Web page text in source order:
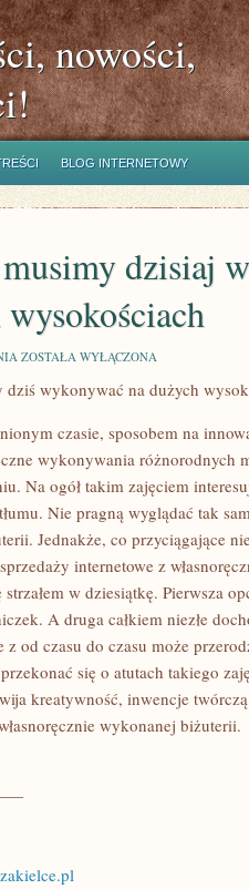
nowości,
BLOG INTERNETOWY
dzisiaj
wysokościach
WIELE
MUSIMY
DZISIAJ
NA
ZNACZĄCYCH
WYSOKOŚCIACH
ZOSTAŁA WYŁĄCZONA
wykonywać na dużych
czasie, sposobem na
wykonywania
Na ogół takim zajęciem
Nie pragną wyglądać tak
Jednakże, co przyciągające
internetowe z
w dziesiątkę. Pierwsza
A druga całkiem niezłe
z od czasu do czasu może
się o atutach takiego
kreatywność, inwencje
wykonanej biżuterii.